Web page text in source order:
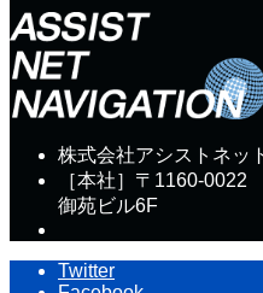
株式会社アシストネッ
［本社］〒1160-
御苑ビル6F
Twitter